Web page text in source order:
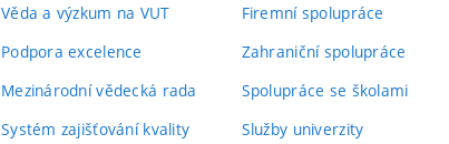
Věda a výzkum na VUT
Podpora excelence
Mezinárodní vědecká rada
Systém zajišťování kvality
Firemní spolupráce
Zahraniční spolupráce
Spolupráce se školami
Služby univerzity